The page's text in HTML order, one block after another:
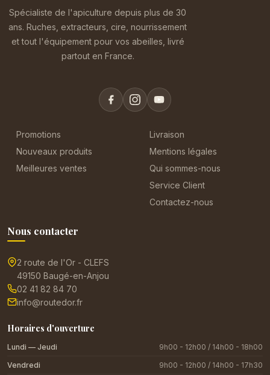
Spécialiste de l'apiculture depuis plus de 30
ans. Ruches, extracteurs, cire, nourrissement
et tout l'équipement pour vos abeilles, livré
partout en France.
Promotions
Nouveaux produits
Meilleures ventes
Livraison
Mentions légales
Qui sommes-nous
Service Client
Contactez-nous
Nous contacter
2 route de l'Or - CLEFS
49150 Baugé-en-Anjou
02 41 82 84 70
info@routedor.fr
Horaires d'ouverture
Lundi — Jeudi
9h00 - 12h00 / 14h00 - 18h00
Vendredi
9h00 - 12h00 / 14h00 - 17h30